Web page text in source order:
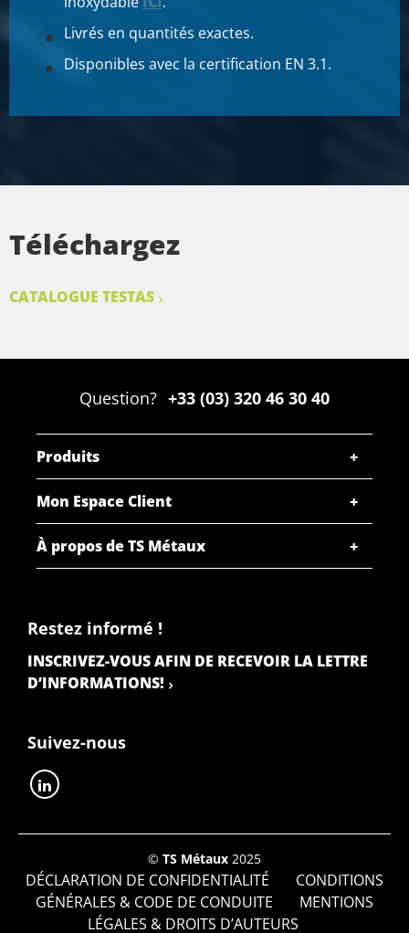
Livrés en quantités exactes.
Disponibles avec la certification EN 3.1.
Téléchargez
CATALOGUE TESTAS
Question? +33 (03) 320 46 30 40
Produits
Mon Espace Client
À propos de TS Métaux
Restez informé !
INSCRIVEZ-VOUS AFIN DE RECEVOIR LA LETTRE
D’INFORMATIONS!
Suivez-nous
© TS Métaux 2025
DÉCLARATION DE CONFIDENTIALITÉ
CONDITIONS
GÉNÉRALES & CODE DE CONDUITE
MENTIONS
LÉGALES & DROITS D’AUTEURS